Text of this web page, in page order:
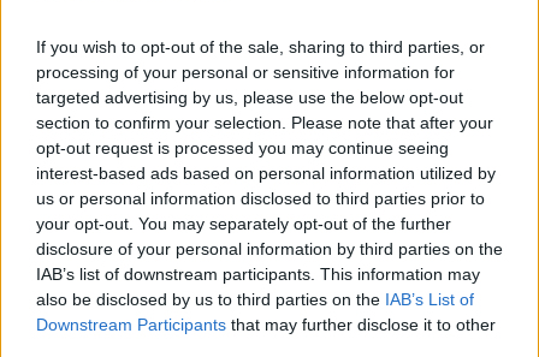
If you wish to opt-out of the sale, sharing to third parties, or
processing of your personal or sensitive information for
targeted advertising by us, please use the below opt-out
section to confirm your selection. Please note that after your
opt-out request is processed you may continue seeing
interest-based ads based on personal information utilized by
us or personal information disclosed to third parties prior to
your opt-out. You may separately opt-out of the further
disclosure of your personal information by third parties on the
IAB’s list of downstream participants. This information may
also be disclosed by us to third parties on the IAB’s List of
Downstream Participants that may further disclose it to other
11 Αυγούστου 2022
03_ΕΟΧ ΔΙΜΕΡΗ – Υποβολή
προτάσεων χρηματοδότησης,
μέσω του Ταμείου Διμερών
Σχέσεων, στο πλαίσιο του
Προγράμματος Χρηστή
Διακυβέρνηση, Θεσμοί,
Διαφάνεια